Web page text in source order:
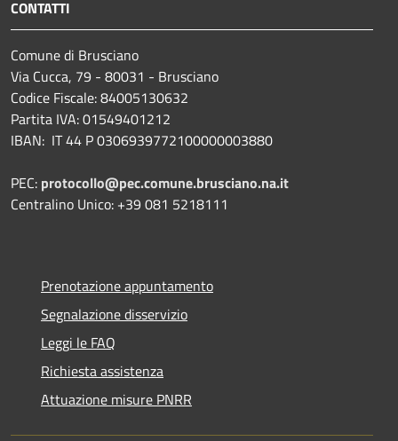
CONTATTI
Comune di Brusciano
Via Cucca, 79 - 80031 - Brusciano
Codice Fiscale: 84005130632
Partita IVA: 01549401212
IBAN: IT 44 P 0306939772100000003880
PEC: protocollo@pec.comune.brusciano.na.it
Centralino Unico: +39 081 5218111
Prenotazione appuntamento
Segnalazione disservizio
Leggi le FAQ
Richiesta assistenza
Attuazione misure PNRR